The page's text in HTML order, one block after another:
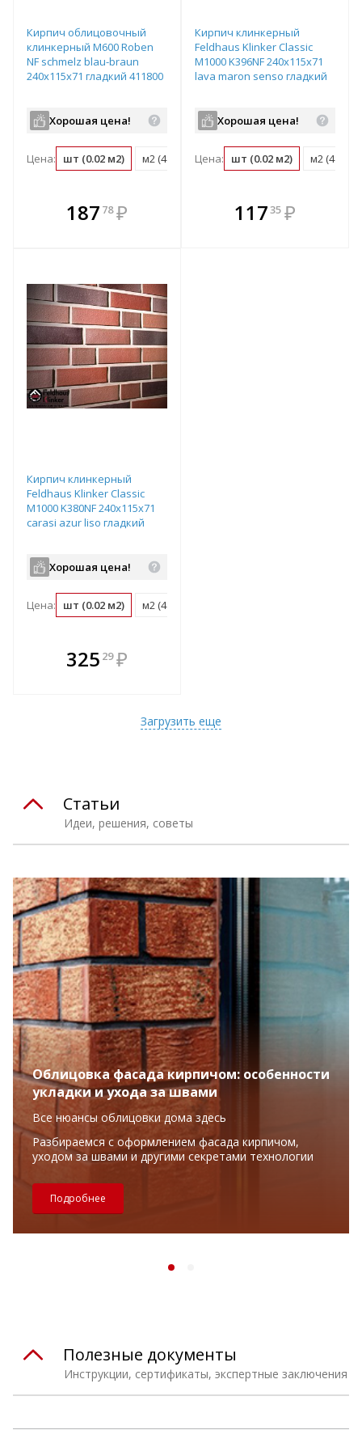
Кирпич облицовочный
клинкерный М600 Roben
NF schmelz blau-braun
240х115х71 гладкий 411800
Хорошая цена!
Цена: шт (0.02 м2) м2 (48 шт) паллет (416 шт)
187 78 ₽
В комплекте
всегда выгоднее!
Кирпич клинкерный
Feldhaus Klinker Classic
М1000 K396NF 240х115х71
lava maron senso гладкий
Хорошая цена!
Цена: шт (0.02 м2) м2 (48 шт)
В комплекте
всегда выгоднее!
11735 ₽
Кирпич клинкерный
Feldhaus Klinker Classic
М1000 K380NF 240х115х71
carasi azur liso гладкий
Хорошая цена!
Цена: шт (0.02 м2) м2 (48 шт)
325 29 ₽
Загрузить еще
Идеи, решения, советы
Статьи
Облицовка фасада кирпичом: особенности
укладки и ухода за швами
Все нюансы облицовки дома здесь
Разбираемся с оформлением фасада кирпичом,
уходом за швами и другими секретами технологии
Подробнее
Инструкции, сертификаты, экспертные заключения
Полезные документы